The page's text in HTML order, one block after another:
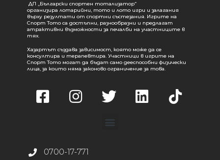
ДП „Български спортен тотализатор“
организира лотарийни, тото и лото игри и залагания
върху резултати от спортни състезания. Игрите на
Спорт Тото са достъпни, разнообразни и предлагат
атрактивни възможности за печалби на участниците в
тях.
Хазартът създава зависимост, която може да се
консултира и терапевтира. Участници в игрите на
Спорт Тото могат да бъдат само дееспособни физически
лица, за които няма законово ограничение за това.
0700-17-771